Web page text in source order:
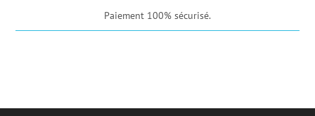
Paiement 100% sécurisé.